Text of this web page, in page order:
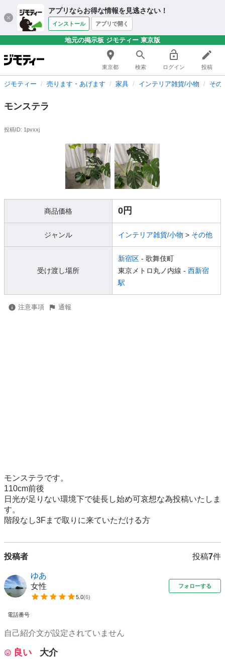
アプリならお得な情報を見逃さない！
インストール アプリで開く
地元の掲示板 ジモティー 東京版
東京都 検索 ログイン 投稿
ジモティー 売ります・あげます 家具 インテリア雑貨/小物 その
モンステラ
投稿ID: 1pvxxj
商品価格 0円
ジャンル インテリア雑貨/小物 > その他
受け渡し場所
新宿区 - 歌舞伎町
東京メトロ丸ノ内線 - 西新宿
駅
注意事項 通報
モンステラです。
110cm前後
日光が足りない環境下で徒長し始め可哀想な為投稿いたしま
す。
階段なし3Fまで取りに来ていただける方
投稿者 投稿7件
ゆあ
女性
5.0(6)
フォローする
電話番号
自己紹介文が設定されていません
良い
大介